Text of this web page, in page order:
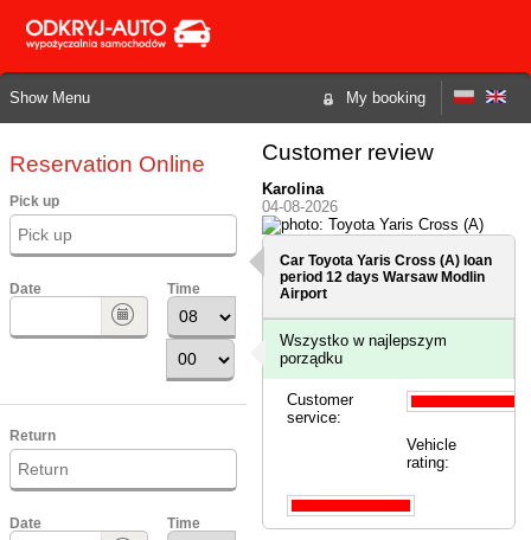
My booking
Show Menu
Reservation Online
Pick up
Date Time
Return
Date Time
Customer review
Karolina
04-08-2026
Car Toyota Yaris Cross (A) loan
period 12 daysWarsaw Modlin
Airport
Wszystko w najlepszym
porządku
Customer
service:
Vehicle
rating: